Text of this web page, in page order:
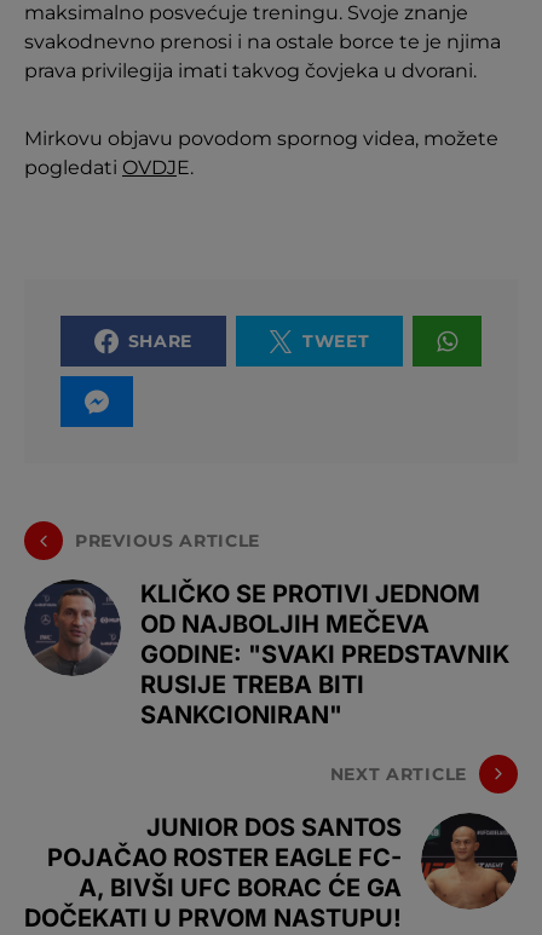
maksimalno posvećuje treningu. Svoje znanje
svakodnevno prenosi i na ostale borce te je njima
prava privilegija imati takvog čovjeka u dvorani.
Mirkovu objavu povodom spornog videa, možete
pogledati OVDJE.
SHARE TWEET
PREVIOUS ARTICLE
KLIČKO SE PROTIVI JEDNOM
OD NAJBOLJIH MEČEVA
GODINE: "SVAKI PREDSTAVNIK
RUSIJE TREBA BITI
SANKCIONIRAN"
NEXT ARTICLE
JUNIOR DOS SANTOS
POJAČAO ROSTER EAGLE FC-
A, BIVŠI UFC BORAC ĆE GA
DOČEKATI U PRVOM NASTUPU!